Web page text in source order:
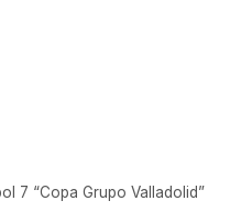
7 “Copa Grupo Valladolid”